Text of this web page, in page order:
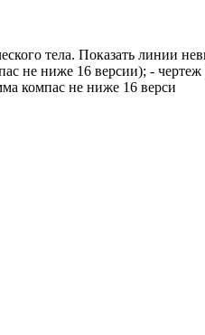
тела. Показать линии
не ниже 16 версии); -
компас не ниже 16 верси